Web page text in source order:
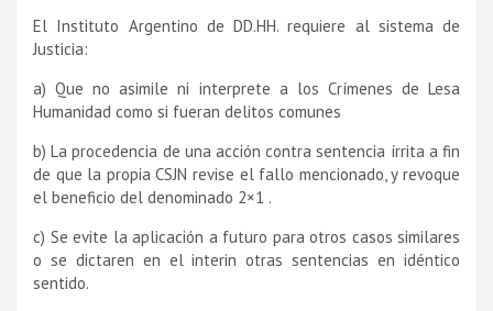
El Instituto Argentino de DD.HH. requiere al sistema de
Justicia:
a) Que no asimile ni interprete a los Crí­menes de Lesa
Humanidad como si fueran delitos comunes
b) La procedencia de una acción contra sentencia í­rrita a fin
de que la propia CSJN revise el fallo mencionado, y revoque
el beneficio del denominado 2×1 .
c) Se evite la aplicación a futuro para otros casos similares
o se dictaren en el interin otras sentencias en idéntico
sentido.